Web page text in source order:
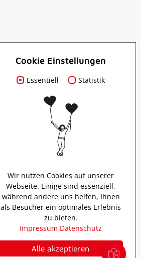
Cookie Einstellungen
Essentiell Statistik
Wir nutzen Cookies auf unserer
Webseite. Einige sind essenziell,
während andere uns helfen, Ihnen
als Besucher ein optimales Erlebnis
zu bieten.
Impressum Datenschutz
Alle akzeptieren